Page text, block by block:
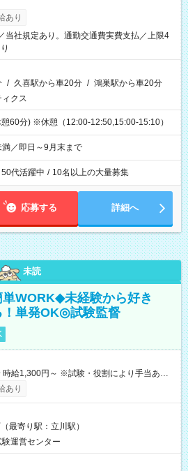
あり
当社規定あり。通勤交通費実費支払／上限4
/ 久喜駅から車20分 / 鴻巣駅から車20分
クス
60分) ※休憩（12:00-12:50,15:00-15:10）
／即日～9月末まで
代活躍中 / 10名以上の大量募集
応募する 詳細へ
未読
WORK◆未経験から好き
！単発OK◎試験監督
給あり 【即給（前払い）オプションあ
場合、勤務から1週間ほどで給与の一部を受け
験 8:30～17:30（休憩1時間） 時給1,300円
円＋交通費 ※当日の役割により時給＋100
家試験 7:00～13:30（休憩なし） 時給1,300
）×6時間＝日収8,400円＋交通費 【試用期
あり
最寄り駅：立川駅）
運営センター